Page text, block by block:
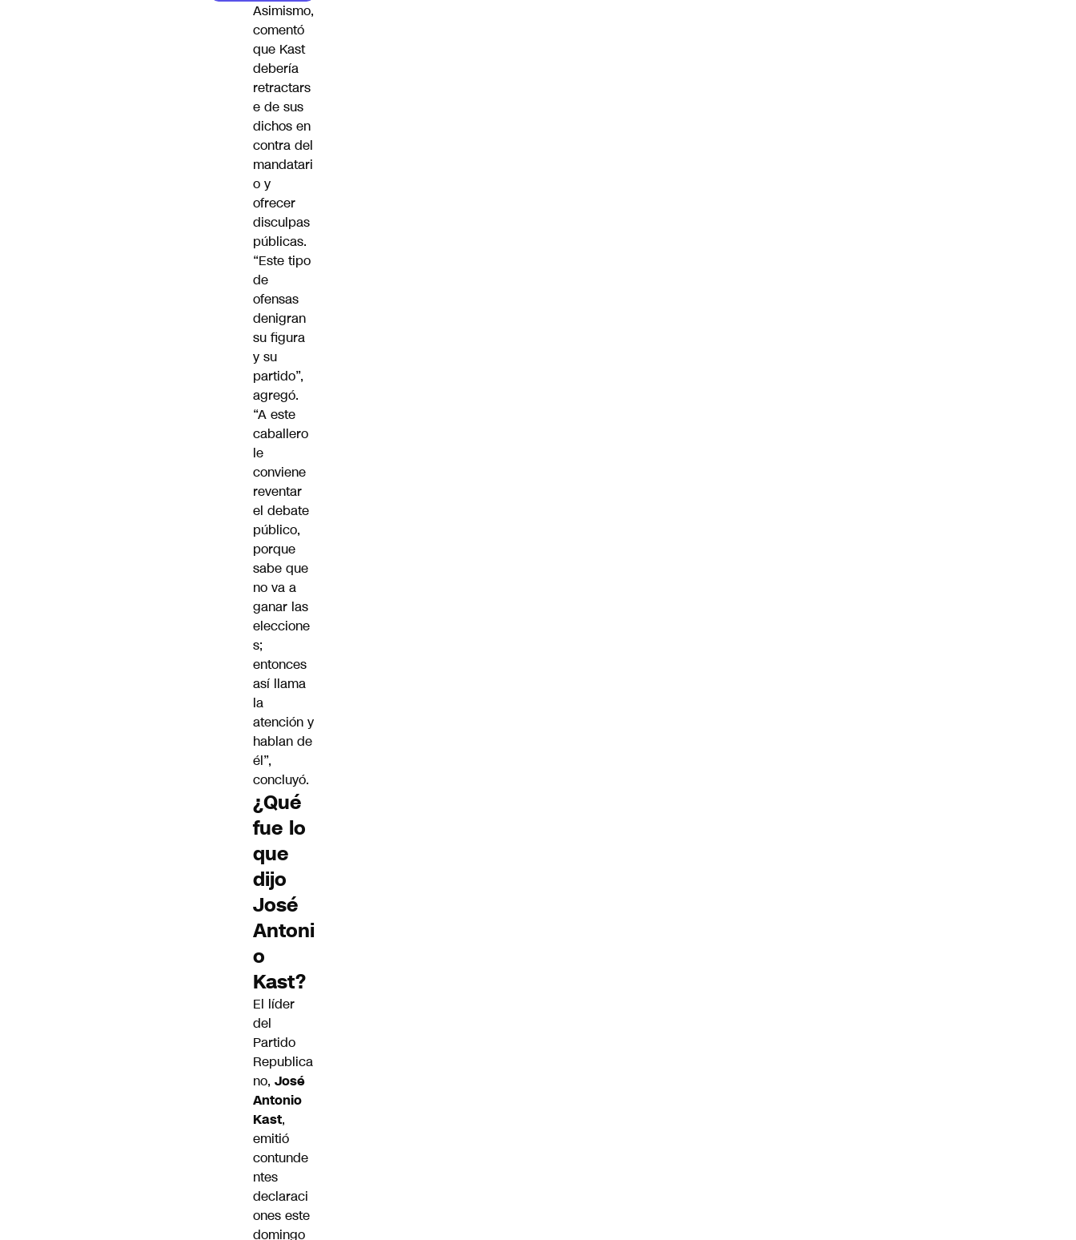
Asimismo,
comentó
que Kast
debería
retractars
e de sus
dichos en
contra del
mandatari
o y
ofrecer
disculpas
públicas.
“Este tipo
de
ofensas
denigran
su figura
y su
partido”,
agregó.
“A este
caballero
le
conviene
reventar
el debate
público,
porque
sabe que
no va a
ganar las
eleccione
s;
entonces
así llama
la
atención y
hablan de
él”,
concluyó.
¿Qué
fue lo
que
dijo
José
Antoni
o
Kast?
El líder
del
Partido
Republica
no, José
Antonio
Kast,
emitió
contunde
ntes
declaraci
ones este
domingo